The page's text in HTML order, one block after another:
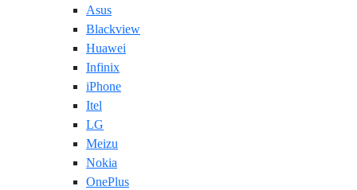
Asus
Blackview
Huawei
Infinix
iPhone
Itel
LG
Meizu
Nokia
OnePlus